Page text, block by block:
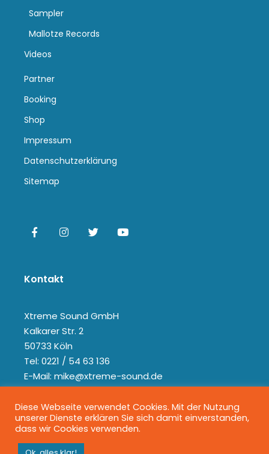
Sampler
Mallotze Records
Videos
Partner
Booking
Shop
Impressum
Datenschutzerklärung
Sitemap
Kontakt
Xtreme Sound GmbH
Kalkarer Str. 2
50733 Köln
Tel: 0221 / 54 63 136
E-Mail: mike@xtreme-sound.de
Diese Webseite verwendet Cookies. Mit der Nutzung
unserer Dienste erklären Sie sich damit einverstanden,
dass wir Cookies verwenden.